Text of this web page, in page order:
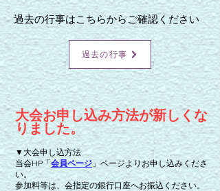
過去の行事はこちらからご確認ください
過去の行事
大会お申し込み方法が新しくな
りました。
▼大会申し込方法
当会HP「会員ページ 」ページよりお申し込みくださ
い。
参加料等は、会指定の銀行口座へお振込ください。